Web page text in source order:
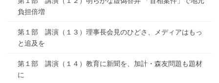
負担倍増
第１部 講演（１３）理事長会見のひどさ、メディアはもっ
と追及を
第１部 講演（１４）教育に新聞を、加計・森友問題も題材
に